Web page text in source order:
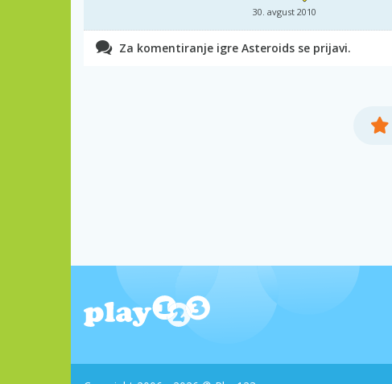
30. avgust 2010
Za komentiranje igre Asteroids se prijavi.